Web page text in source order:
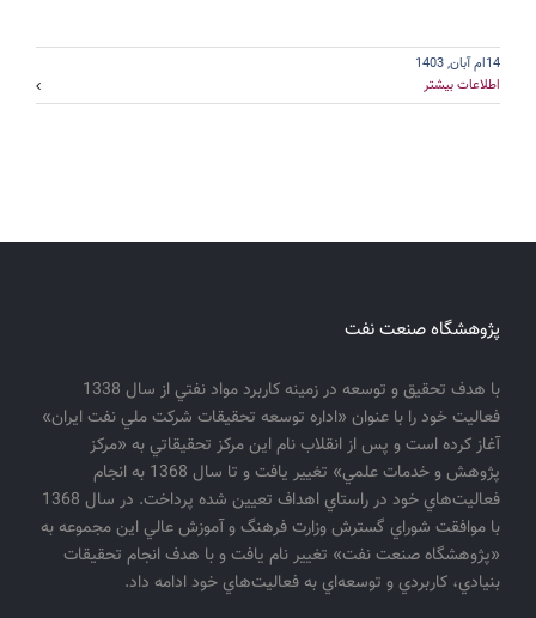
14ام آبان, 1403
اطلاعات بیشتر
پژوهشگاه صنعت نفت
با هدف تحقيق و توسعه در زمينه كاربرد مواد نفتي از سال 1338
فعاليت خود را با عنوان «اداره توسعه تحقيقات شركت ملي نفت ايران»
آغاز كرده است و پس از انقلاب نام اين مركز تحقيقاتي به «مركز
پژوهش و خدمات علمي» تغيير يافت و تا سال 1368 به انجام
فعاليت‌هاي خود در راستاي اهداف تعيين شده پرداخت. در سال 1368
با موافقت شوراي گسترش وزارت فرهنگ و آموزش عالي اين مجموعه به
«پژوهشگاه صنعت نفت» تغيير نام يافت و با هدف انجام تحقيقات
بنيادي، كاربردي و توسعه‌اي به فعاليت‌هاي خود ادامه داد.